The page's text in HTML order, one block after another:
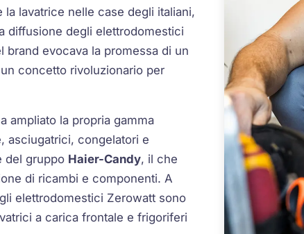
la lavatrice nelle case degli italiani,
diffusione degli elettrodomestici
evocava la promessa di un
concetto rivoluzionario per
ampliato la propria gamma
asciugatrici, congelatori e
del gruppo Haier-Candy, il che
di ricambi e componenti. A
elettrodomestici Zerowatt sono
a carica frontale e frigoriferi